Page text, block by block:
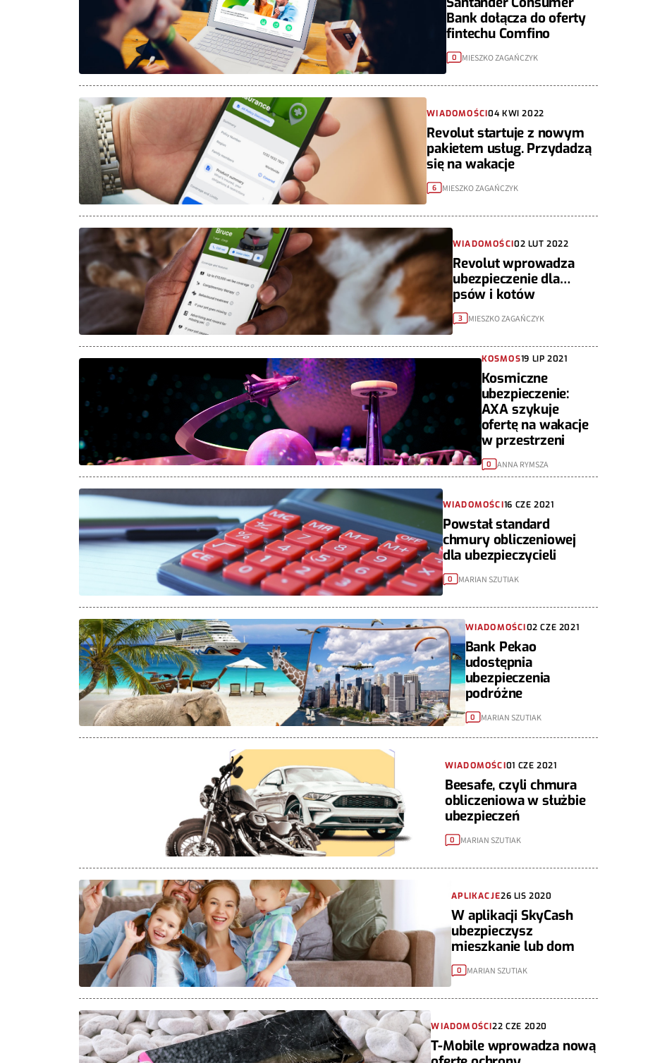
Bank dołącza do oferty
fintechu Comfino
0 MIESZKO ZAGAŃCZYK
WIADOMOŚCI04 KWI 2022
Revolut startuje z nowym
pakietem usług. Przydadzą
się na wakacje
6 MIESZKO ZAGAŃCZYK
WIADOMOŚCI02 LUT 2022
Revolut wprowadza
ubezpieczenie dla…
psów i kotów
3 MIESZKO ZAGAŃCZYK
KOSMOS19 LIP 2021
Kosmiczne
ubezpieczenie:
AXA szykuje
ofertę na wakacje
w przestrzeni
0 ANNA RYMSZA
WIADOMOŚCI16 CZE 2021
Powstał standard
chmury obliczeniowej
dla ubezpieczycieli
0 MARIAN SZUTIAK
WIADOMOŚCI02 CZE 2021
Bank Pekao
udostępnia
ubezpieczenia
podróżne
0 MARIAN SZUTIAK
WIADOMOŚCI01 CZE 2021
Beesafe, czyli chmura
obliczeniowa w służbie
ubezpieczeń
0 MARIAN SZUTIAK
APLIKACJE26 LIS 2020
W aplikacji SkyCash
ubezpieczysz
mieszkanie lub dom
0 MARIAN SZUTIAK
WIADOMOŚCI22 CZE 2020
T-Mobile wprowadza nową